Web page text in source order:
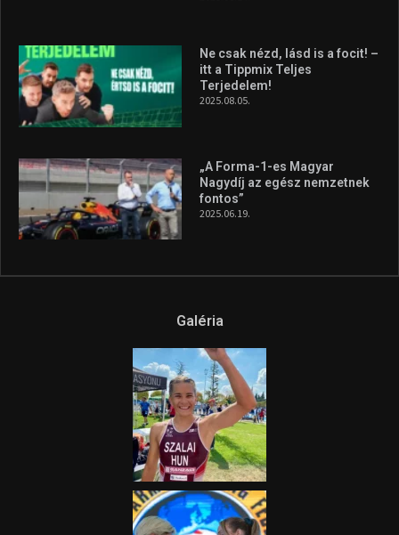
Ne csak nézd, lásd is a focit! –
itt a Tippmix Teljes
Terjedelem!
2025.08.05.
„A Forma-1-es Magyar
Nagydíj az egész nemzetnek
fontos”
2025.06.19.
Galéria